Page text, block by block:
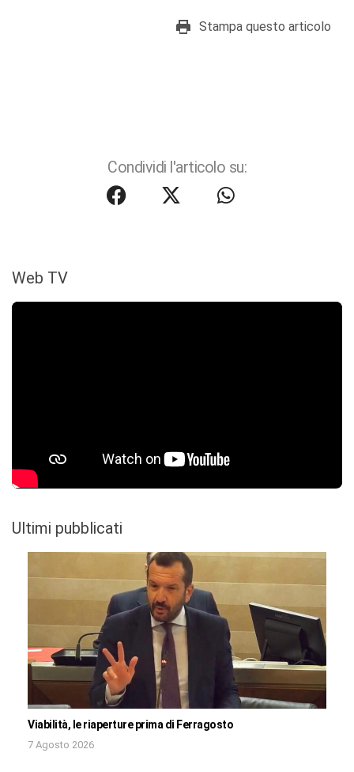
Stampa questo articolo
Condividi l'articolo su:
Web TV
Ultimi pubblicati
Viabilità, le riaperture prima di Ferragosto
7 Agosto 2026